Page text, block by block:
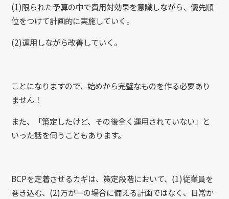
(1)限られた予算の中で費用対効果を意識しながら、優先順
位をつけて計画的に実施していく。
(2)運用しながら改善していく。
ことになりますので、始めから完璧なものを作る必要あり
ません！
また、「策定したけど、その後全く運用されていない」と
いった話を伺うこともあります。
BCPを定着させるカギは、策定段階において、(1)従業員を
巻き込む、(2)万が一の場合に備える計画ではなく、日常か